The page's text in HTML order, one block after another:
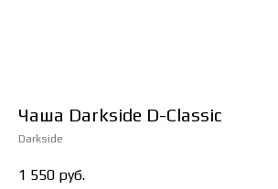
Чаша Darkside D-Classic
Darkside
1 550 руб.